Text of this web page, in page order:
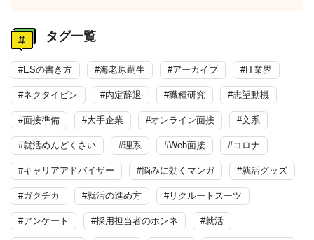
タグ一覧
#ESの書き方 #海老原嗣生 #アーカイブ #IT業界
#ネクタイピン #内定辞退 #職種研究 #志望動機
#面接準備 #大手企業 #オンライン面接 #文系
#就活めんどくさい #理系 #Web面接 #コロナ
#キャリアアドバイザー #悩みに効くマンガ #就活グッズ
#ガクチカ #就活の進め方 #リクルートスーツ
#アンケート #採用担当者のホンネ #就活